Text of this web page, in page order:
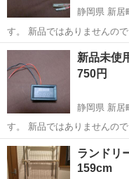
静岡県 新居
す。 新品ではありませんの
リティーを求める…
静岡 湖西市 新居町
新品未
750円
静岡県 新居
す。 新品ではありませんの
リティーを求める…
静岡 湖西市 新居町駅
ランド
159cm